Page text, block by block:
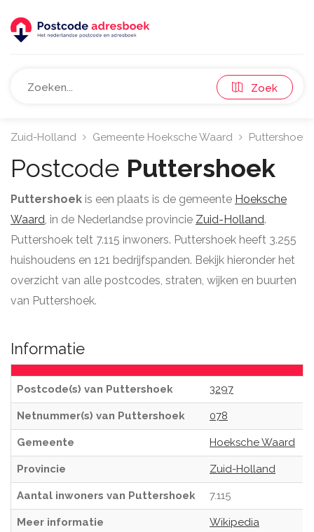
Zoek
Zuid-Holland Gemeente Hoeksche Waard Puttershoek
Postcode Puttershoek
Puttershoek is een plaats is de gemeente Hoeksche
Waard, in de Nederlandse provincie Zuid-Holland.
Puttershoek telt 7.115 inwoners. Puttershoek heeft 3.255
huishoudens en 121 bedrijfspanden. Bekijk hieronder het
overzicht van alle postcodes, straten, wijken en buurten
van Puttershoek.
Informatie
Postcode(s) van Puttershoek 3297
Netnummer(s) van Puttershoek 078
Gemeente Hoeksche Waard
Provincie Zuid-Holland
Aantal inwoners van Puttershoek 7.115
Meer informatie Wikipedia